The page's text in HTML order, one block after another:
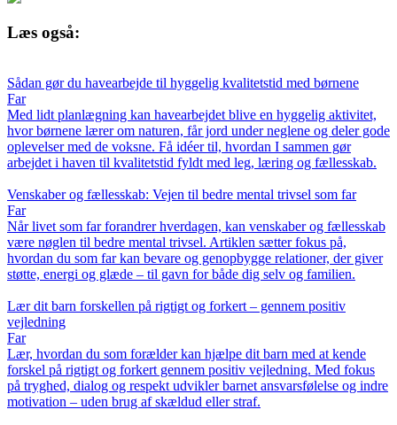
Læs også:
Sådan gør du havearbejde til hyggelig kvalitetstid med børnene
Far
Med lidt planlægning kan havearbejdet blive en hyggelig aktivitet,
hvor børnene lærer om naturen, får jord under neglene og deler gode
oplevelser med de voksne. Få idéer til, hvordan I sammen gør
arbejdet i haven til kvalitetstid fyldt med leg, læring og fællesskab.
Venskaber og fællesskab: Vejen til bedre mental trivsel som far
Far
Når livet som far forandrer hverdagen, kan venskaber og fællesskab
være nøglen til bedre mental trivsel. Artiklen sætter fokus på,
hvordan du som far kan bevare og genopbygge relationer, der giver
støtte, energi og glæde – til gavn for både dig selv og familien.
Lær dit barn forskellen på rigtigt og forkert – gennem positiv
vejledning
Far
Lær, hvordan du som forælder kan hjælpe dit barn med at kende
forskel på rigtigt og forkert gennem positiv vejledning. Med fokus
på tryghed, dialog og respekt udvikler barnet ansvarsfølelse og indre
motivation – uden brug af skældud eller straf.